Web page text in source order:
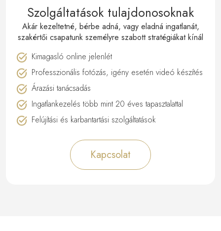
Szolgáltatások tulajdonosoknak
Akár kezeltetné, bérbe adná, vagy eladná ingatlanát,
szakértői csapatunk személyre szabott stratégiákat kínál
Kimagasló online jelenlét
Professzionális fotózás, igény esetén videó készítés
Árazási tanácsadás
Ingatlankezelés több mint 20 éves tapasztalattal
Felújítási és karbantartási szolgáltatások
Kapcsolat